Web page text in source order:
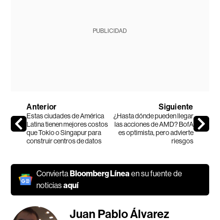
PUBLICIDAD
Anterior
Estas ciudades de América
Latina tienen mejores costos
que Tokio o Singapur para
construir centros de datos
Siguiente
¿Hasta dónde pueden llegar
las acciones de AMD? BofA
es optimista, pero advierte
riesgos
ConviertaBloomberg Línea en su fuente de
noticiasaquí
Juan Pablo Álvarez